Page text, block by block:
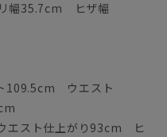
幅35.7cm ヒザ幅
109.5cm ウエスト
エスト仕上がり93cm ヒ